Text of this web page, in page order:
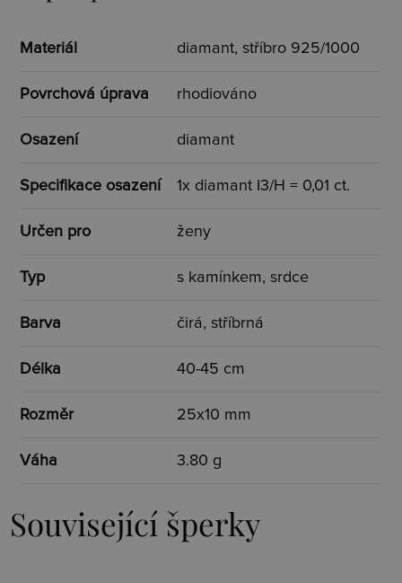
Materiál diamant, stříbro 925/1000
Povrchová úprava rhodiováno
Osazení diamant
Specifikace osazení 1x diamant I3/H = 0,01 ct.
Určen pro ženy
Typ s kamínkem, srdce
Barva čirá, stříbrná
Délka 40-45 cm
Rozměr 25x10 mm
Váha 3.80 g
Související šperky